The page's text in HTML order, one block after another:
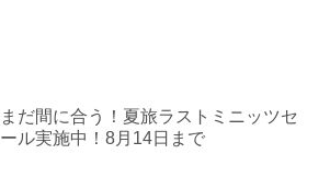
まだ間に合う！夏旅ラストミニッツセ
ール実施中！8月14日まで